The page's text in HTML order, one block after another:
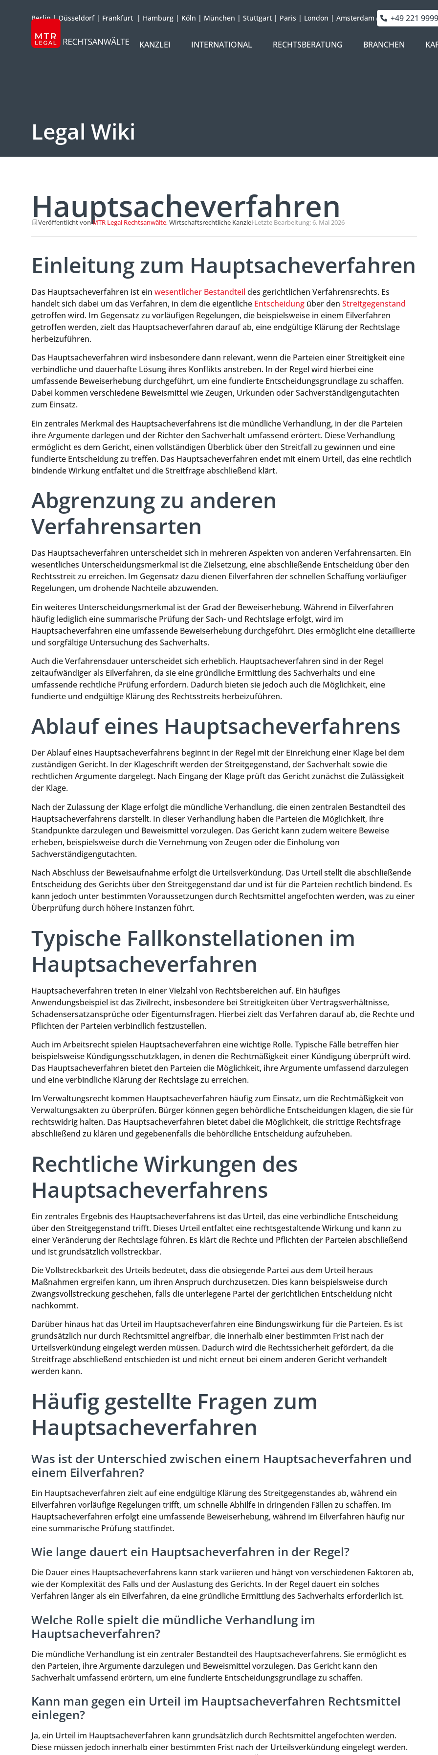
Berlin|Düsseldorf| Frankfurt | Hamburg | Köln | München | Stuttgart | Paris | London | Amsterdam +49 221
KANZLEI
INTERNATIONAL RECHTSBERATUNG BRANCHEN
Legal Wiki
Hauptsacheverfahren
Veröffentlicht vonMTR Legal Rechtsanwälte, Wirtschaftsrechtliche Kanzlei·Letzte Bearbeitung: 6. Mai 2026
Einleitung zum Hauptsacheverfahren
Das Hauptsacheverfahren ist ein wesentlicher Bestandteil des gerichtlichen Verfahrensrechts. Es
handelt sich dabei um das Verfahren, in dem die eigentliche Entscheidung über den Streitgegenstand
getroffen wird. Im Gegensatz zu vorläufigen Regelungen, die beispielsweise in einem Eilverfahren
getroffen werden, zielt das Hauptsacheverfahren darauf ab, eine endgültige Klärung der Rechtslage
herbeizuführen.
Das Hauptsacheverfahren wird insbesondere dann relevant, wenn die Parteien einer Streitigkeit eine
verbindliche und dauerhafte Lösung ihres Konflikts anstreben. In der Regel wird hierbei eine
umfassende Beweiserhebung durchgeführt, um eine fundierte Entscheidungsgrundlage zu schaffen.
Dabei kommen verschiedene Beweismittel wie Zeugen, Urkunden oder Sachverständigengutachten
zum Einsatz.
Ein zentrales Merkmal des Hauptsacheverfahrens ist die mündliche Verhandlung, in der die Parteien
ihre Argumente darlegen und der Richter den Sachverhalt umfassend erörtert. Diese Verhandlung
ermöglicht es dem Gericht, einen vollständigen Überblick über den Streitfall zu gewinnen und eine
fundierte Entscheidung zu treffen. Das Hauptsacheverfahren endet mit einem Urteil, das eine rechtlich
bindende Wirkung entfaltet und die Streitfrage abschließend klärt.
Abgrenzung zu anderen
Verfahrensarten
Das Hauptsacheverfahren unterscheidet sich in mehreren Aspekten von anderen Verfahrensarten. Ein
wesentliches Unterscheidungsmerkmal ist die Zielsetzung, eine abschließende Entscheidung über den
Rechtsstreit zu erreichen. Im Gegensatz dazu dienen Eilverfahren der schnellen Schaffung vorläufiger
Regelungen, um drohende Nachteile abzuwenden.
Ein weiteres Unterscheidungsmerkmal ist der Grad der Beweiserhebung. Während in Eilverfahren
häufig lediglich eine summarische Prüfung der Sach- und Rechtslage erfolgt, wird im
Hauptsacheverfahren eine umfassende Beweiserhebung durchgeführt. Dies ermöglicht eine detaillierte
und sorgfältige Untersuchung des Sachverhalts.
Auch die Verfahrensdauer unterscheidet sich erheblich. Hauptsacheverfahren sind in der Regel
zeitaufwändiger als Eilverfahren, da sie eine gründliche Ermittlung des Sachverhalts und eine
umfassende rechtliche Prüfung erfordern. Dadurch bieten sie jedoch auch die Möglichkeit, eine
fundierte und endgültige Klärung des Rechtsstreits herbeizuführen.
Ablauf eines Hauptsacheverfahrens
Der Ablauf eines Hauptsacheverfahrens beginnt in der Regel mit der Einreichung einer Klage bei dem
zuständigen Gericht. In der Klageschrift werden der Streitgegenstand, der Sachverhalt sowie die
rechtlichen Argumente dargelegt. Nach Eingang der Klage prüft das Gericht zunächst die Zulässigkeit
der Klage.
Nach der Zulassung der Klage erfolgt die mündliche Verhandlung, die einen zentralen Bestandteil des
Hauptsacheverfahrens darstellt. In dieser Verhandlung haben die Parteien die Möglichkeit, ihre
Standpunkte darzulegen und Beweismittel vorzulegen. Das Gericht kann zudem weitere Beweise
erheben, beispielsweise durch die Vernehmung von Zeugen oder die Einholung von
Sachverständigengutachten.
Nach Abschluss der Beweisaufnahme erfolgt die Urteilsverkündung. Das Urteil stellt die abschließende
Entscheidung des Gerichts über den Streitgegenstand dar und ist für die Parteien rechtlich bindend. Es
kann jedoch unter bestimmten Voraussetzungen durch Rechtsmittel angefochten werden, was zu einer
Überprüfung durch höhere Instanzen führt.
Typische Fallkonstellationen im
Hauptsacheverfahren
Hauptsacheverfahren treten in einer Vielzahl von Rechtsbereichen auf. Ein häufiges
Anwendungsbeispiel ist das Zivilrecht, insbesondere bei Streitigkeiten über Vertragsverhältnisse,
Schadensersatzansprüche oder Eigentumsfragen. Hierbei zielt das Verfahren darauf ab, die Rechte und
Pflichten der Parteien verbindlich festzustellen.
Auch im Arbeitsrecht spielen Hauptsacheverfahren eine wichtige Rolle. Typische Fälle betreffen hier
beispielsweise Kündigungsschutzklagen, in denen die Rechtmäßigkeit einer Kündigung überprüft wird.
Das Hauptsacheverfahren bietet den Parteien die Möglichkeit, ihre Argumente umfassend darzulegen
und eine verbindliche Klärung der Rechtslage zu erreichen.
Im Verwaltungsrecht kommen Hauptsacheverfahren häufig zum Einsatz, um die Rechtmäßigkeit von
Verwaltungsakten zu überprüfen. Bürger können gegen behördliche Entscheidungen klagen, die sie für
rechtswidrig halten. Das Hauptsacheverfahren bietet dabei die Möglichkeit, die strittige Rechtsfrage
abschließend zu klären und gegebenenfalls die behördliche Entscheidung aufzuheben.
Rechtliche Wirkungen des
Hauptsacheverfahrens
Ein zentrales Ergebnis des Hauptsacheverfahrens ist das Urteil, das eine verbindliche Entscheidung
über den Streitgegenstand trifft. Dieses Urteil entfaltet eine rechtsgestaltende Wirkung und kann zu
einer Veränderung der Rechtslage führen. Es klärt die Rechte und Pflichten der Parteien abschließend
und ist grundsätzlich vollstreckbar.
Die Vollstreckbarkeit des Urteils bedeutet, dass die obsiegende Partei aus dem Urteil heraus
Maßnahmen ergreifen kann, um ihren Anspruch durchzusetzen. Dies kann beispielsweise durch
Zwangsvollstreckung geschehen, falls die unterlegene Partei der gerichtlichen Entscheidung nicht
nachkommt.
Darüber hinaus hat das Urteil im Hauptsacheverfahren eine Bindungswirkung für die Parteien. Es ist
grundsätzlich nur durch Rechtsmittel angreifbar, die innerhalb einer bestimmten Frist nach der
Urteilsverkündung eingelegt werden müssen. Dadurch wird die Rechtssicherheit gefördert, da die
Streitfrage abschließend entschieden ist und nicht erneut bei einem anderen Gericht verhandelt
werden kann.
Häufig gestellte Fragen zum
Hauptsacheverfahren
Was ist der Unterschied zwischen einem Hauptsacheverfahren und
einem Eilverfahren?
Ein Hauptsacheverfahren zielt auf eine endgültige Klärung des Streitgegenstandes ab, während ein
Eilverfahren vorläufige Regelungen trifft, um schnelle Abhilfe in dringenden Fällen zu schaffen. Im
Hauptsacheverfahren erfolgt eine umfassende Beweiserhebung, während im Eilverfahren häufig nur
eine summarische Prüfung stattfindet.
Wie lange dauert ein Hauptsacheverfahren in der Regel?
Die Dauer eines Hauptsacheverfahrens kann stark variieren und hängt von verschiedenen Faktoren ab,
wie der Komplexität des Falls und der Auslastung des Gerichts. In der Regel dauert ein solches
Verfahren länger als ein Eilverfahren, da eine gründliche Ermittlung des Sachverhalts erforderlich ist.
Welche Rolle spielt die mündliche Verhandlung im
Hauptsacheverfahren?
Die mündliche Verhandlung ist ein zentraler Bestandteil des Hauptsacheverfahrens. Sie ermöglicht es
den Parteien, ihre Argumente darzulegen und Beweismittel vorzulegen. Das Gericht kann den
Sachverhalt umfassend erörtern, um eine fundierte Entscheidungsgrundlage zu schaffen.
Kann man gegen ein Urteil im Hauptsacheverfahren Rechtsmittel
einlegen?
Ja, ein Urteil im Hauptsacheverfahren kann grundsätzlich durch Rechtsmittel angefochten werden.
Diese müssen jedoch innerhalb einer bestimmten Frist nach der Urteilsverkündung eingelegt werden.